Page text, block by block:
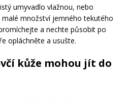
umyvadlo vlažnou, nebo
množství jemného tekutého
a nechte působit po
opláchněte a usušte.
kůže mohou jít do